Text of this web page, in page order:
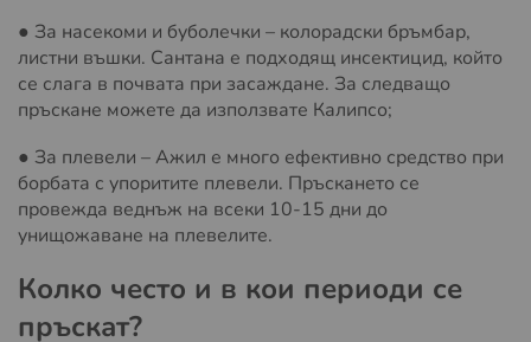
● За насекоми и буболечки – колорадски бръмбар,
листни въшки. Сантана е подходящ инсектицид, който
се слага в почвата при засаждане. За следващо
пръскане можете да използвате Калипсо;
● За плевели – Ажил е много ефективно средство при
борбата с упоритите плевели. Пръскането се
провежда веднъж на всеки 10-15 дни до
унищожаване на плевелите.
Колко често и в кои периоди се
пръскат?